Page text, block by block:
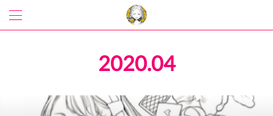
2020.04